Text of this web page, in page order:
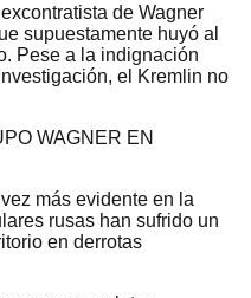
de Wagner
supuestamente huyó al
Pese a la indignación
el Kremlin no
WAGNER EN
más evidente en la
rusas han sufrido un
en derrotas